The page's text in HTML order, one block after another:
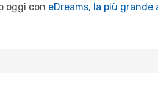
oggi con eDreams, la più